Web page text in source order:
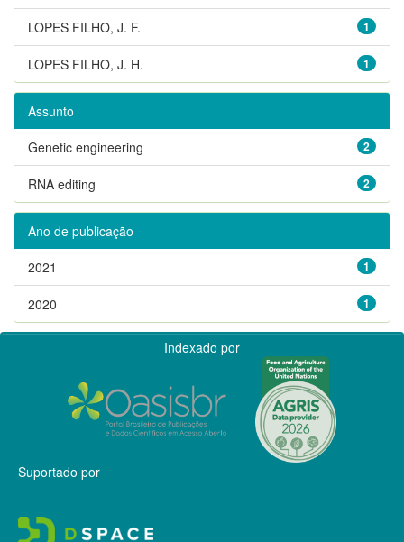
1
LOPES FILHO, J. F.
1
LOPES FILHO, J. H.
Assunto
2
Genetic engineering
2
RNA editing
Ano de publicação
1
2021
1
2020
Indexado por
Suportado por